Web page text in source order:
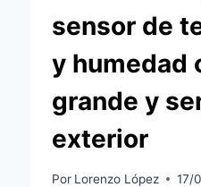
sensor de
y humedad
grande y
exterior
Por Lorenzo López 17/